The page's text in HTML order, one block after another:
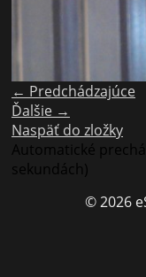
← Predchádzajúce
Ďalšie →
Naspäť do zložky
Automatické
sekundách)
© 2026